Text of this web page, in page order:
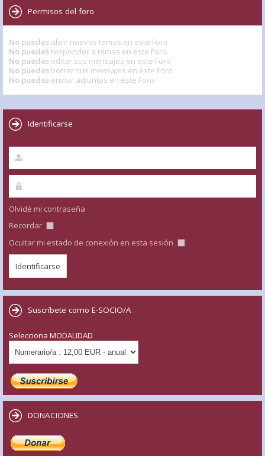
Permisos del foro
No puedes abrir nuevos temas en este Foro
No puedes responder a temas en este Foro
No puedes editar sus mensajes en este Foro
No puedes borrar sus mensajes en este Foro
No puedes enviar adjuntos en este Foro
Identificarse
Olvidé mi contraseña
Recordar
Ocultar mi estado de conexión en esta sesión
Suscríbete como E-SOCIO/A
Selecciona MODALIDAD
DONACIONES